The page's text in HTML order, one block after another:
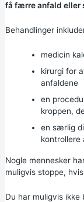
få færre anfald eller
Behandlinger
medicin
kirurgi for
anfaldene
en
kroppen,
en særlig
kontrollere
Nogle mennesker
muligvis stoppe,
Du har muligvis ikke